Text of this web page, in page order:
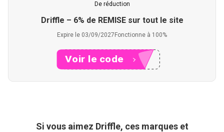
De réduction
Driffle – 6% de REMISE sur tout le site
Expire le 03/09/2027 Fonctionne à 100%
XXXE6
Voir le code
Si vous aimez Driffle, ces marques et